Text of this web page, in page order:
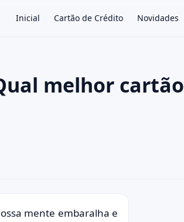
Inicial Cartão de Crédito Novidades
×
melhor cartão
mente embaralha e